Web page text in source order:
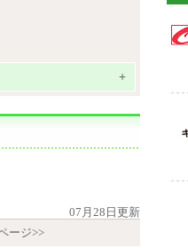
+
07月28日更新
ージ>>